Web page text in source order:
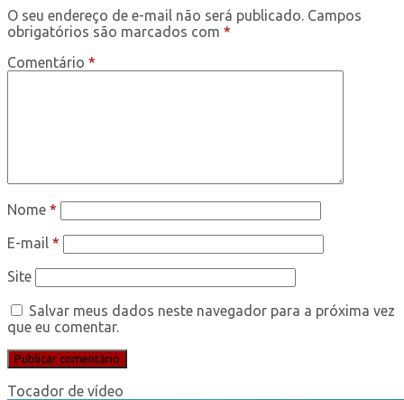
O seu endereço de e-mail não será publicado. Campos
obrigatórios são marcados com *
Comentário *
Nome *
E-mail *
Site
Salvar meus dados neste navegador para a próxima vez
que eu comentar.
Tocador de vídeo